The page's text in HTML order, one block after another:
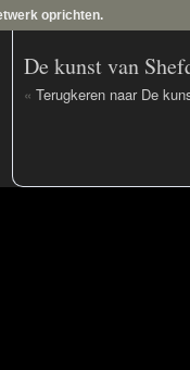
oprichten.
De kunst van
« Terugkeren naar De